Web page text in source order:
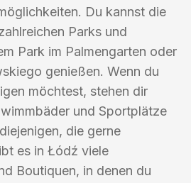
Du kannst die
Parks und
Park im Palmengarten oder
genießen. Wenn du
möchtest, stehen dir
und Sportplätze
die gerne
es in Łódź viele
Boutiquen, in denen du